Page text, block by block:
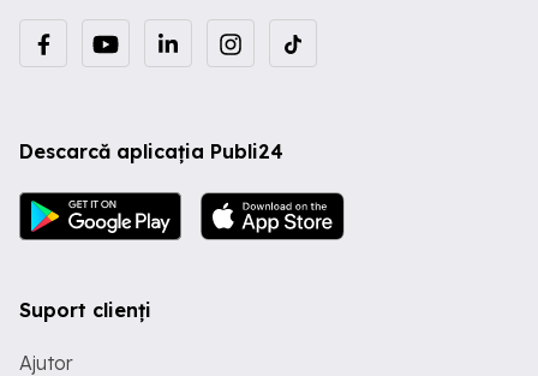
Descarcă aplicația Publi24
Suport clienți
Ajutor